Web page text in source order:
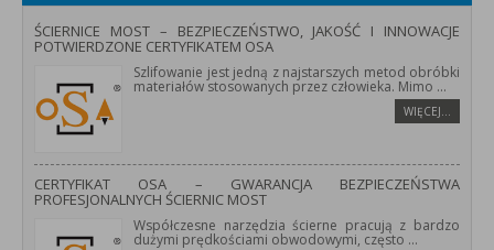
ŚCIERNICE MOST – BEZPIECZEŃSTWO, JAKOŚĆ I INNOWACJE
POTWIERDZONE CERTYFIKATEM OSA
Szlifowanie jest jedną z najstarszych metod obróbki
materiałów stosowanych przez człowieka. Mimo ...
WIĘCEJ…
CERTYFIKAT OSA – GWARANCJA BEZPIECZEŃSTWA
PROFESJONALNYCH ŚCIERNIC MOST
Współczesne narzędzia ścierne pracują z bardzo
dużymi prędkościami obwodowymi, często ...